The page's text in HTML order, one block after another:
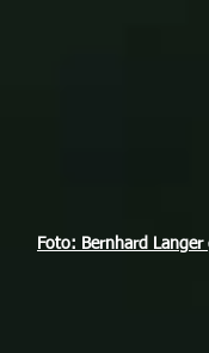
Foto: Bernhard